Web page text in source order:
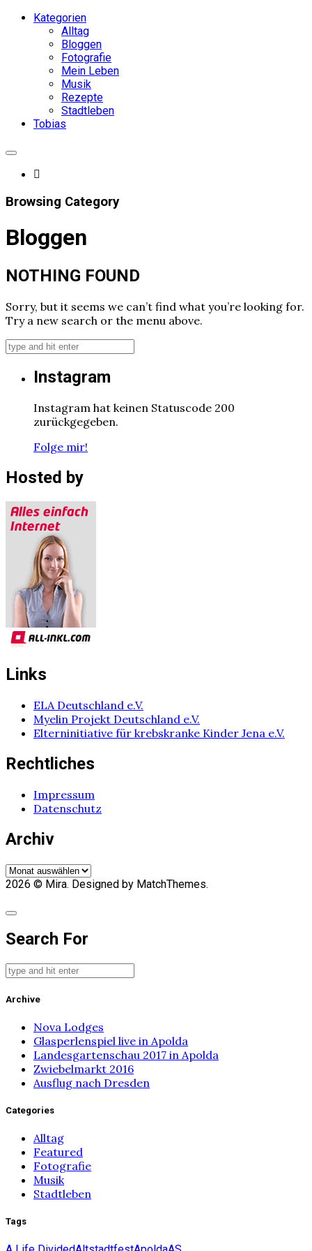
Kategorien
Alltag
Bloggen
Fotografie
Mein Leben
Musik
Rezepte
Stadtleben
Tobias
Browsing Category
Bloggen
NOTHING FOUND
Sorry, but it seems we can’t find what you’re looking for.
Try a new search or the menu above.
Instagram
Instagram hat keinen Statuscode 200
zurückgegeben.
Folge mir!
Hosted by
Links
ELA Deutschland e.V.
Myelin Projekt Deutschland e.V.
Elterninitiative für krebskranke Kinder Jena e.V.
Rechtliches
Impressum
Datenschutz
Archiv
Archiv
2026 © Mira. Designed by MatchThemes.
Search For
Archive
Nova Lodges
Glasperlenspiel live in Apolda
Landesgartenschau 2017 in Apolda
Zwiebelmarkt 2016
Ausflug nach Dresden
Categories
Alltag
Featured
Fotografie
Musik
Stadtleben
Tags